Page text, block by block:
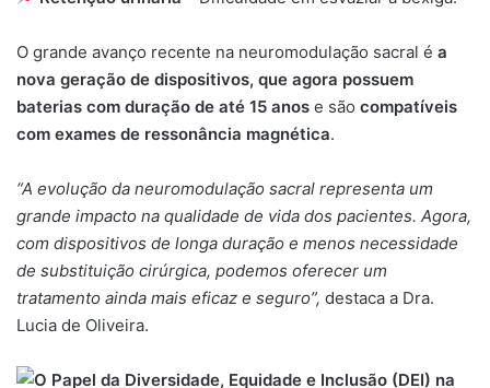
O grande avanço recente na neuromodulação sacral é a
nova geração de dispositivos, que agora possuem
baterias com duração de até 15 anos e são compatíveis
com exames de ressonância magnética.
“A evolução da neuromodulação sacral representa um
grande impacto na qualidade de vida dos pacientes. Agora,
com dispositivos de longa duração e menos necessidade
de substituição cirúrgica, podemos oferecer um
tratamento ainda mais eficaz e seguro”, destaca a Dra.
Lucia de Oliveira.